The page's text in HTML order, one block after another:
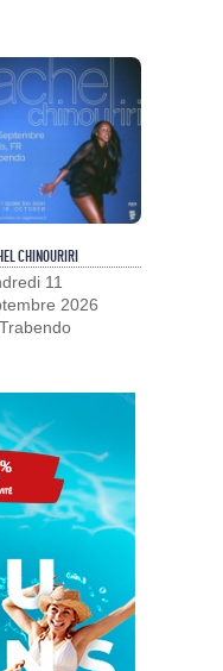
CHINOURIRI
11
2026